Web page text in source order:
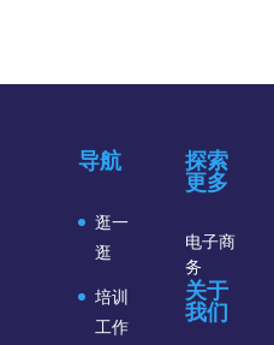
导航
逛一
逛
培训
工作
探索
更多
电子商
务
关于
我们